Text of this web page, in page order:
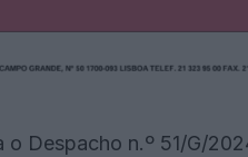
Despacho n.º 51/G/